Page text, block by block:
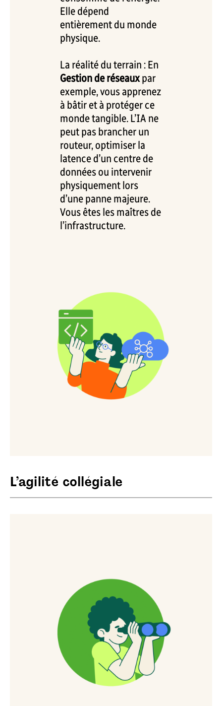
Elle dépend
entièrement du monde
physique.
La réalité du terrain : En
Gestion de réseauxpar
exemple, vous apprenez
à bâtir et à protéger ce
monde tangible. L’IA ne
peut pas brancher un
routeur, optimiser la
latence d’un centre de
données ou intervenir
physiquement lors
d’une panne majeure.
Vous êtes les maîtres de
l’infrastructure.
L’agilité collégiale